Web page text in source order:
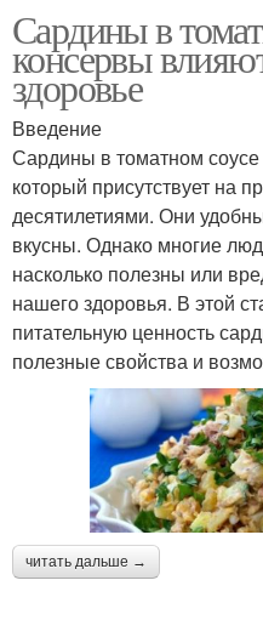
Сардины в
консервы
здоровье
Введение
Сардины в томатном
который присутствует на
десятилетиями. Они
вкусны. Однако многие
насколько полезны или
нашего здоровья. В этой
питательную ценность
полезные свойства и
читать дальше →